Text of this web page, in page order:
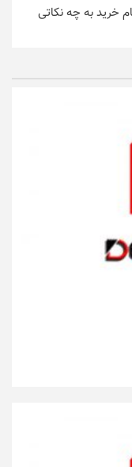
خرید به چه نکاتی